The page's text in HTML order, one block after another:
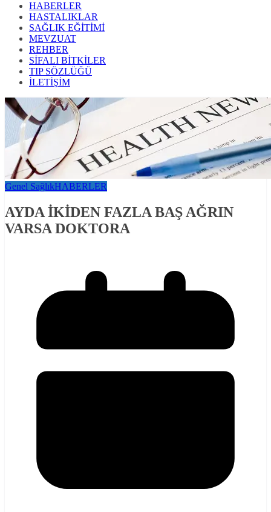
HABERLER
HASTALIKLAR
SAĞLIK EĞİTİMİ
MEVZUAT
REHBER
SİFALI BİTKİLER
TIP SÖZLÜĞÜ
İLETİŞİM
Genel SağlıkHABERLER
AYDA İKİDEN FAZLA BAŞ AĞRIN
VARSA DOKTORA